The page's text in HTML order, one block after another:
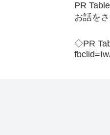
PR
お話を
◇PR